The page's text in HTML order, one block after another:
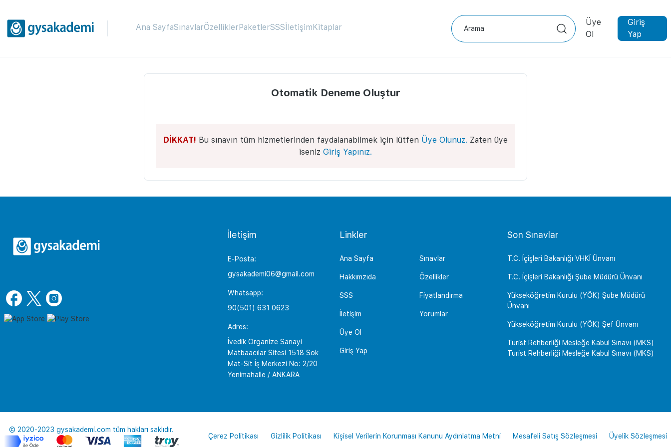
Ana SayfaSınavlarÖzelliklerPaketlerSSSİletişimKitaplar
Üye
Ol
Giriş
Yap
Otomatik Deneme Oluştur
DİKKAT! Bu sınavın tüm hizmetlerinden faydalanabilmek için lütfen Üye Olunuz. Zaten üye
iseniz Giriş Yapınız.
İletişim
E-Posta:
gysakademi06@gmail.com
Whatsapp:
90(501) 631 0623
Adres:
İvedik Organize Sanayi
Matbaacılar Sitesi 1518 Sok
Mat-Sit İş Merkezi No: 2/20
Yenimahalle / ANKARA
Linkler
Ana Sayfa
Hakkımzıda
SSS
İletişim
Üye Ol
Giriş Yap
Sınavlar
Özellikler
Fiyatlandırma
Yorumlar
Son Sınavlar
T.C. İçişleri Bakanlığı VHKİ Ünvanı
T.C. İçişleri Bakanlığı Şube Müdürü Ünvanı
Yükseköğretim Kurulu (YÖK) Şube Müdürü
Ünvanı
Yükseköğretim Kurulu (YÖK) Şef Ünvanı
Turist Rehberliği Mesleğe Kabul Sınavı (MKS)
Turist Rehberliği Mesleğe Kabul Sınavı (MKS)
© 2020-2023 gysakademi.com tüm hakları saklıdır.
Çerez Politikası
Gizlilik Politikası Kişisel Verilerin Korunması Kanunu Aydınlatma Metni Mesafeli Satış Sözleşmesi Üyelik Sözleşmesi